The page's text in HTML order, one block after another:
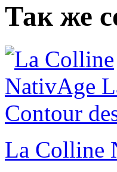
Так же
La Colline